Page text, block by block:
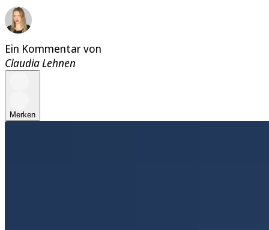
Ein Kommentar von
Claudia Lehnen
Merken